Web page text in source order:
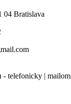
04 Bratislava
- telefonicky | mailom